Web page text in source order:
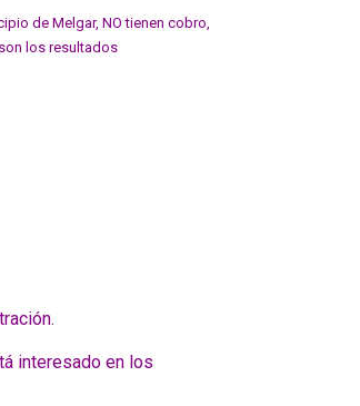
de Melgar, NO tienen cobro,
los resultados
interesado en los